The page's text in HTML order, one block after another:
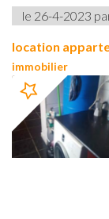
le 26-4-2023
location
immobilier